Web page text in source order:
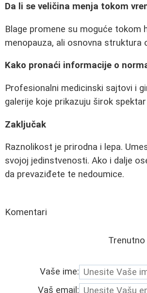
Da li se veličina menja tokom
Blage promene su moguće
menopauza, ali osnovna struktura
Kako pronaći informacije o
Profesionalni medicinski sajtovi i
galerije koje prikazuju širok
Zaključak
Raznolikost je prirodna i lepa.
svojoj jedinstvenosti. Ako i dalje
da prevaziđete te nedoumice.
Komentari
Vaše ime:
Vaš email: